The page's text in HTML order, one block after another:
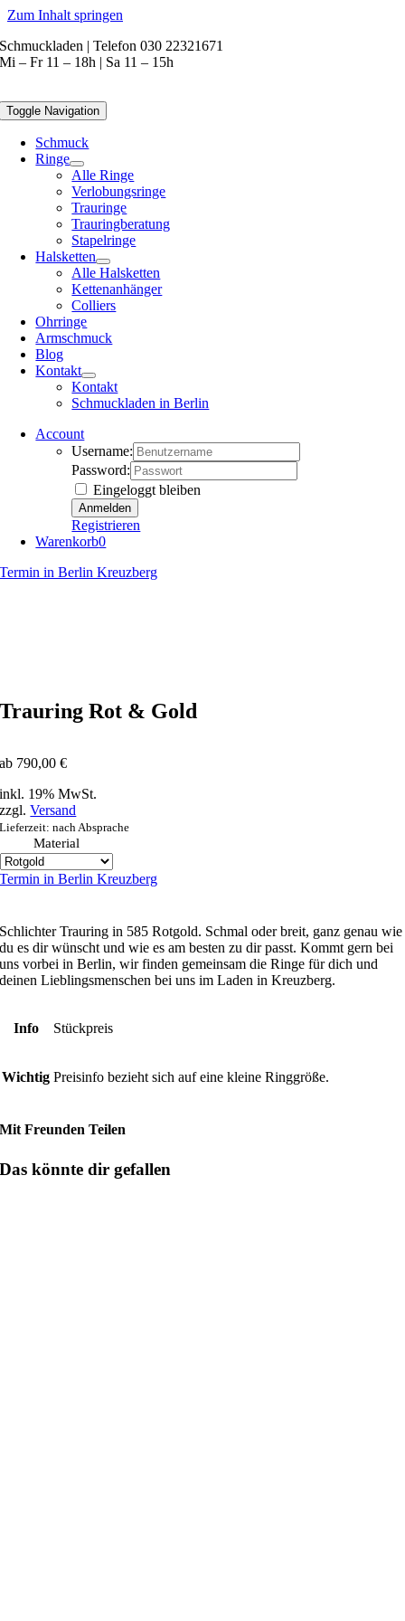
Zum Inhalt springen
Schmuckladen | Telefon 030 22321671
Mi – Fr 11 – 18h | Sa 11 – 15h
Toggle Navigation
Schmuck
Ringe
Alle Ringe
Verlobungsringe
Trauringe
Trauringberatung
Stapelringe
Halsketten
Alle Halsketten
Kettenanhänger
Colliers
Ohrringe
Armschmuck
Blog
Kontakt
Kontakt
Schmuckladen in Berlin
Account
Username:
Password:
Eingeloggt bleiben
Registrieren
Warenkorb0
Termin in Berlin Kreuzberg
Trauring Rot & Gold
ab 790,00€
inkl. 19% MwSt.
zzgl.Versand
Lieferzeit: nach Absprache
Material
Termin in Berlin Kreuzberg
Schlichter Trauring in 585 Rotgold. Schmal oder breit, ganz genau wie
du es dir wünscht und wie es am besten zu dir passt. Kommt gern bei
uns vorbei in Berlin, wir finden gemeinsam die Ringe für dich und
deinen Lieblingsmenschen bei uns im Laden in Kreuzberg.
Info Stückpreis
Wichtig Preisinfo bezieht sich auf eine kleine Ringgröße.
Mit Freunden Teilen
Das könnte dir gefallen